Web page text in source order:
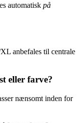
automatisk på
anbefales til centrale
eller farve?
nænsomt inden for